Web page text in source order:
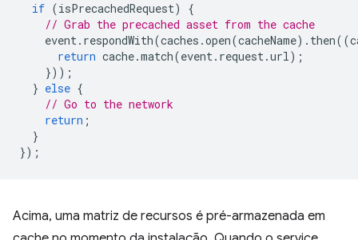
if (isPrecachedRequest)
{
// Grab the precached asset from the cache
event. respondWith(caches .open(cacheName). then((
return cache.match(event. request.url);
}));
} else {
// Go to the network
return ;
}
});
Acima, uma matriz de recursos é pré-armazenada em